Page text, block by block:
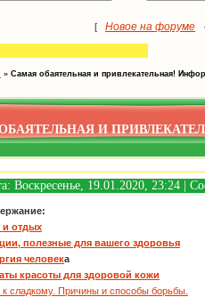
[ Новое на форуме ·
» Самая обаятельная и привлекательная!
И
Воскресенье, 19.01.2020, 23:24 |
и отдых
полезные для вашего здоровья
человека
красоты для здоровой кожи
к сладкому. Причины и способы борьбы.